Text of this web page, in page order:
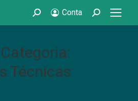
Search: Conta Search:
Técnicas